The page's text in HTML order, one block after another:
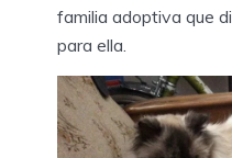
familia adoptiva que
para ella.